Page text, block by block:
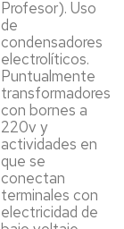
Profesor). Uso
de
condensadores
electrolíticos.
Puntualmente
transformadores
con bornes a
220v y
actividades en
que se
conectan
terminales con
electricidad de